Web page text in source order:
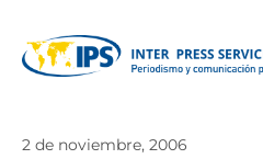
2 de noviembre, 2006